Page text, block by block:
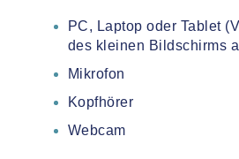
PC, Laptop oder Tablet
des kleinen Bildschirms
Mikrofon
Kopfhörer
Webcam